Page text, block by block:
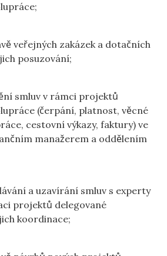
veřejných zakázek a dotačních
posuzování;
smluv v rámci projektů
(čerpání, platnost, věcné
cestovní výkazy, faktury) ve
manažerem a oddělením
a uzavírání smluv s experty
projektů delegované
koordinace;